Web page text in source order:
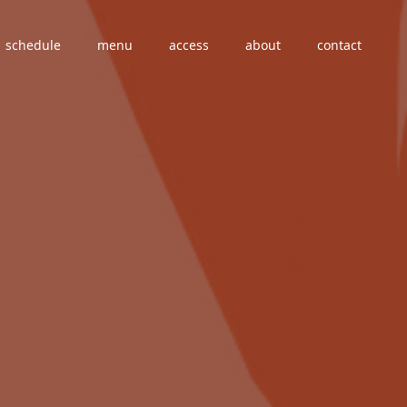
schedule menu access about contact